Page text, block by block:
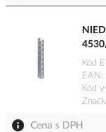
Kód
EAN
Kód
Cena s DPH